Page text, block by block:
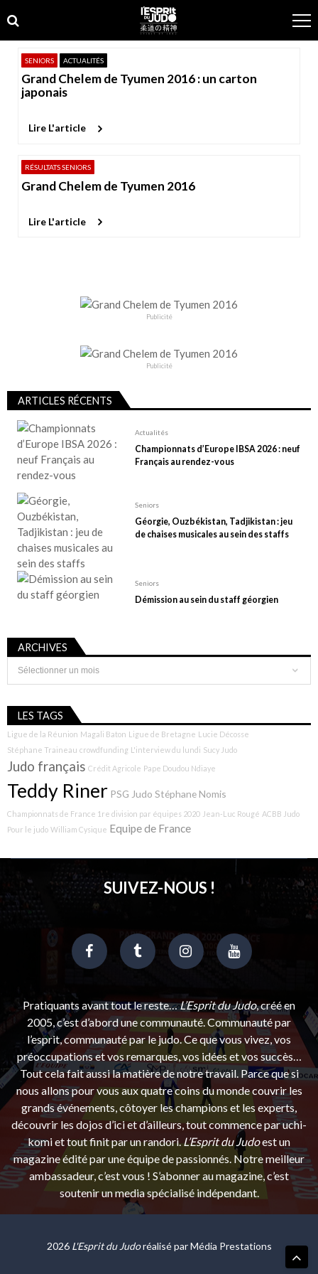
to
navigation
to
content
SENIORS ACTUALITÉS
Grand Chelem de Tyumen 2016 : un carton
japonais
Lire L'article
RÉSULTATS SENIORS
Grand Chelem de Tyumen 2016
Lire L'article
Publicité
Publicité
ARTICLES RÉCENTS
Actualités
Championnats d’Europe IBSA 2026 : neuf
Français au rendez-vous
Seniors
Géorgie, Ouzbékistan, Tadjikistan : jeu
de chaises musicales au sein des staffs
Seniors
Démission au sein du staff géorgien
ARCHIVES
Archives
LES TAGS
Ligue de la Réunion Magali Baton Ligue de Bretagne Lucie Décosse
Stéphane Traineau crowdfunding L'interview du lundi Sucy Judo
Judo français Crédit Agricole Pape Doudou Ndiaye
Teddy Riner PSG Judo Stéphane Nomis
Championnats de France 1re division par équipes 2020 Jean-Luc Rougé ACBB Judo
Pour le judo William Cysique Equipe de France
SUIVEZ-NOUS !
Pratiquants avant tout le reste…L’Esprit du Judo, créé en
2005, c’est d’abord une communauté. Communauté par
l’esprit, communauté par le judo. Ce que vous vivez, vos
préoccupations et vos remarques, vos idées et vos succès…
Tout cela fait aussi la matière de notre travail. Parce que si
nous allons pour vous aux quatre coins du monde couvrir les
grands événements, côtoyer les champions et les experts,
découvrir les dojos d’ici et d’ailleurs, tout commence par uchi-
komi et tout finit par un randori.L’Esprit du Judoest un
magazine édité par une équipe de passionnés. Notre meilleur
ambassadeur, c’est vous ! S’abonner au magazine, c’est
soutenir un media spécialisé indépendant.
2026 L'Esprit du Judoréalisé parMédia Prestations